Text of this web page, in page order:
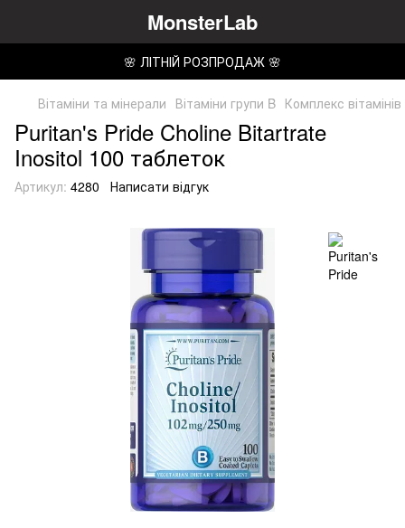
MonsterLab
🌸 ЛІТНІЙ РОЗПРОДАЖ 🌸
Вітаміни та мінерали Вітаміни групи B Комплекс
Puritan's Pride Choline Bitartrate
Inositol 100 таблеток
Артикул: 4280 Написати відгук